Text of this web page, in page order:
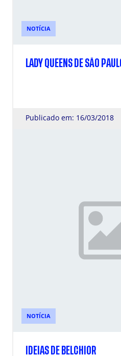
NOTÍCIA
LADY QUEENS DE SÃO
Publicado em: 16/03/2018
NOTÍCIA
IDEIAS DE BELCHIOR